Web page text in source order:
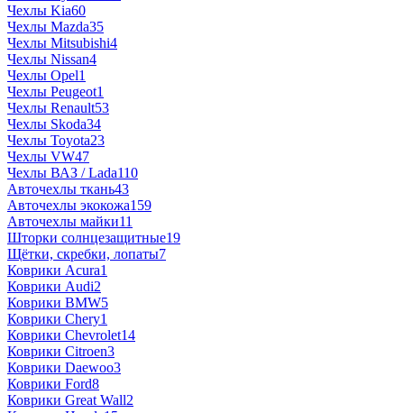
Чехлы Kia60
Чехлы Mazda35
Чехлы Mitsubishi4
Чехлы Nissan4
Чехлы Opel1
Чехлы Peugeot1
Чехлы Renault53
Чехлы Skoda34
Чехлы Toyota23
Чехлы VW47
Чехлы ВАЗ / Lada110
Авточехлы ткань43
Авточехлы экокожа159
Авточехлы майки11
Шторки солнцезащитные19
Щётки, скребки, лопаты7
Коврики Acura1
Коврики Audi2
Коврики BMW5
Коврики Chery1
Коврики Chevrolet14
Коврики Citroen3
Коврики Daewoo3
Коврики Ford8
Коврики Great Wall2